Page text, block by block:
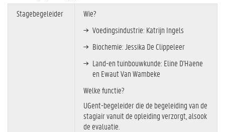
Stagebegeleider
Wie?
Voedingsindustrie: Katrijn Ingels
Biochemie: Jessika De Clippeleer
Land-en tuinbouwkunde: Eline D'Haene
en Ewaut Van Wambeke
Welke functie?
UGent-begeleider die de begeleiding van de
stagiair vanuit de opleiding verzorgt, alsook
de evaluatie.